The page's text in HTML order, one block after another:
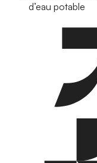
d’eau potable